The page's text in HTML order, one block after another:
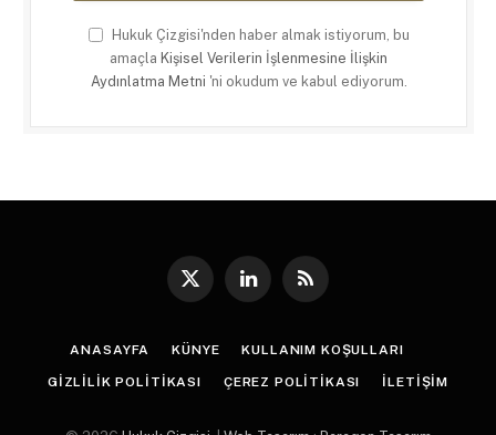
Hukuk Çizgisi'nden haber almak istiyorum, bu
amaçla Kişisel Verilerin İşlenmesine İlişkin
Aydınlatma Metni 'ni okudum ve kabul ediyorum.
X
LinkedInRSS
ANASAYFA KÜNYE KULLANIM KOŞULLARI
GIZLILIK POLITIKASI ÇEREZ POLITIKASI İLETIŞIM